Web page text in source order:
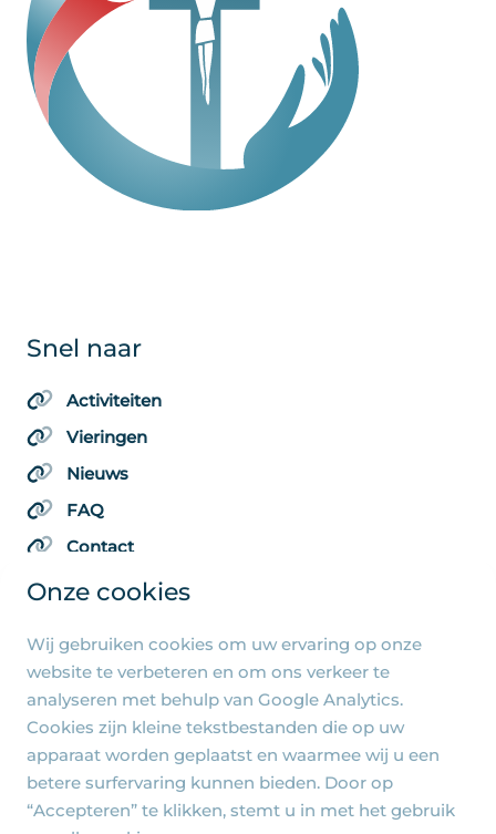
Onze cookies
Wij gebruiken cookies om uw ervaring op onze
website te verbeteren en om ons verkeer te
analyseren met behulp van Google Analytics.
Cookies zijn kleine tekstbestanden die op uw
apparaat worden geplaatst en waarmee wij u een
betere surfervaring kunnen bieden. Door op
“Accepteren” te klikken, stemt u in met het gebruik
Snel naar
Activiteiten
Vieringen
Nieuws
FAQ
Contact
Algemene pagina's
Privacy beleid
Cookie-instellingen